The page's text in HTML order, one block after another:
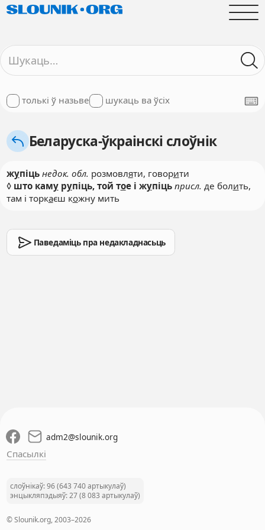
толькі ў назьве шукаць ва ўсіх
Беларуска-ўкраінскі слоўнік
жупіць недок. обл. розмовляти, говорити
◊ што камурупіць, той тое і жупіць присл. де болить,
там і торкаєш кожну мить
Паведаміць пра недакладнасьць
adm2@slounik.org
Спасылкі
слоўнікаў: 96 (643 740 артыкулаў)
энцыкляпэдыяў: 27 (8 083 артыкулаў)
© Slounik.org, 2003–2026